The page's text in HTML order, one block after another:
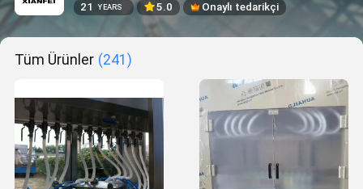
21 YEARS 5.0 Onaylı tedarikçi
Tüm Ürünler (241)